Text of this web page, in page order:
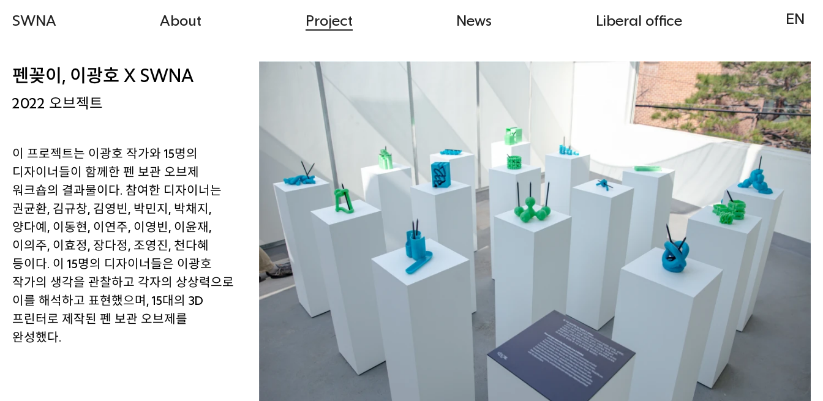
SWNA About Project News Liberal office EN
펜꽂이, 이광호 X SWNA
2022 오브젝트
이 프로젝트는 이광호 작가와 15명의
디자이너들이 함께한 펜 보관 오브제
워크숍의 결과물이다. 참여한 디자이너는
권균환, 김규창, 김영빈, 박민지, 박채지,
양다예, 이동현, 이연주, 이영빈, 이윤재,
이의주, 이효정, 장다정, 조영진, 천다혜
등이다. 이 15명의 디자이너들은 이광호
작가의 생각을 관찰하고 각자의 상상력으로
이를 해석하고 표현했으며, 15대의 3D
프린터로 제작된 펜 보관 오브제를
완성했다.